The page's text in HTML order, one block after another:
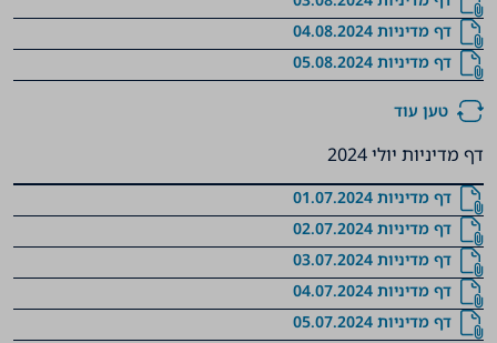
דף מדיניות 04.08.2024
דף מדיניות 05.08.2024
טען עוד
דף מדיניות יולי 2024
‏‏‏‏‏‏‏‏‏‏‏‏דף מדיניות 01.07.2024
‏‏‏‏‏‏‏‏‏‏‏‏דף מדיניות 02.07.2024
‏‏‏‏‏‏‏‏‏‏‏‏דף מדיניות 03.07.2024
‏‏‏‏‏‏‏‏‏‏‏‏דף מדיניות 04.07.2024
‏‏‏‏‏‏‏‏‏‏‏‏‏‏דף מדיניות 05.07.2024